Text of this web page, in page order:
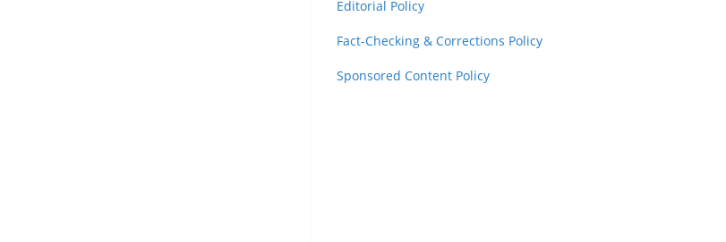
Editorial Policy
Fact-Checking & Corrections Policy
Sponsored Content Policy